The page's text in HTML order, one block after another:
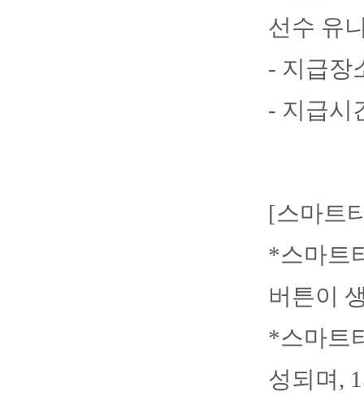
선수 유
- 지급장
- 지급시
[스마트
*스마트
버튼이
*스마트
성되며,